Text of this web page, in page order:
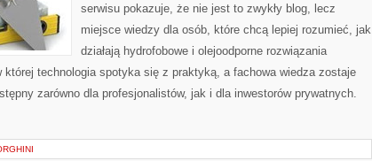
serwisu pokazuje, że nie jest to zwykły blog, lecz
miejsce wiedzy dla osób, które chcą lepiej rozumieć, jak
działają hydrofobowe i olejoodporne rozwiązania
której technologia spotyka się z praktyką, a fachowa wiedza zostaje
zarówno dla profesjonalistów, jak i dla inwestorów prywatnych.